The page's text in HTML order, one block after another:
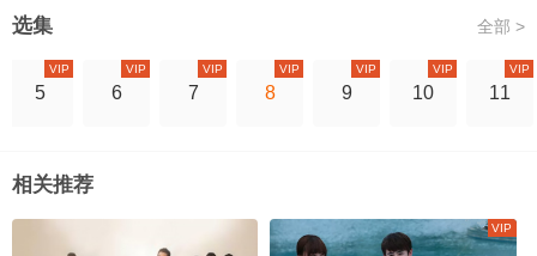
选集 全部 >
5
VIP
6
VIP
7
VIP
8
VIP
9
VIP
10
VIP
11
VIP
相关推荐